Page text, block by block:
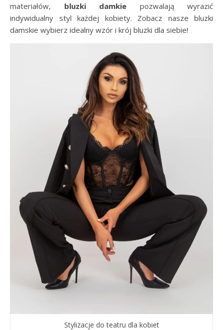
materiałów, bluzki damkie pozwalają wyrazić
indywidualny styl każdej kobiety. Zobacz nasze bluzki
damskie wybierz idealny wzór i krój bluzki dla siebie!
Stylizacje do teatru dla kobiet